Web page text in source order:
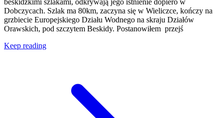
beskidzkimi szlakami, odkrywają jego istnienie dopiero w
Dobczycach. Szlak ma 80km, zaczyna się w Wieliczce, kończy na
grzbiecie Europejskiego Działu Wodnego na skraju Działów
Orawskich, pod szczytem Beskidy. Postanowiłem przejś
Keep reading